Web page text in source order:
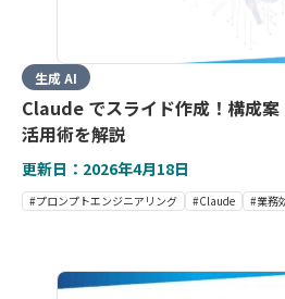
生成 AI
Claude でスライド作成！構成
活用術を解説
更新日：2026年4月18日
#プロンプトエンジニアリング #Claude #業務